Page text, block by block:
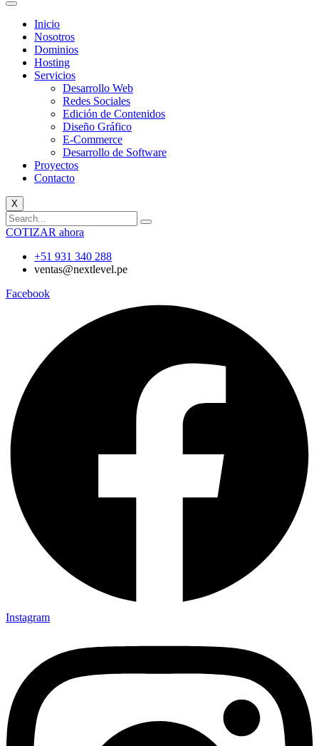
Inicio
Nosotros
Dominios
Hosting
Servicios
Desarrollo Web
Redes Sociales
Edición de Contenidos
Diseño Gráfico
E-Commerce
Desarrollo de Software
Proyectos
Contacto
X
COTIZAR ahora
+51 931 340 288
ventas@nextlevel.pe
Facebook
Instagram